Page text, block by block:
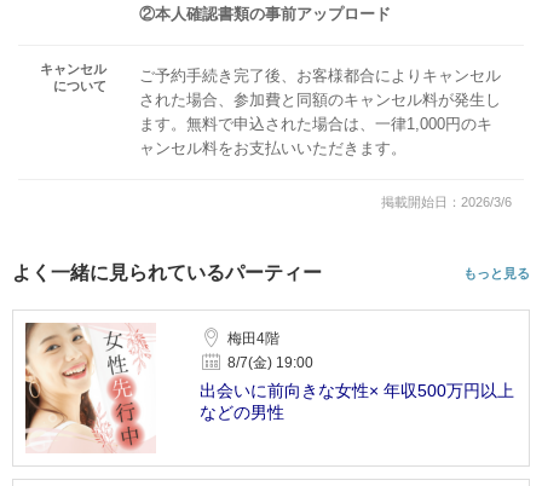
②本人確認書類の事前アップロード
キャンセル
について
ご予約手続き完了後、お客様都合によりキャンセル
された場合、参加費と同額のキャンセル料が発生し
ます。無料で申込された場合は、一律1,000円のキ
ャンセル料をお支払いいただきます。
掲載開始日：2026/3/6
よく一緒に見られているパーティー もっと見る
梅田4階
8/7(金) 19:00
出会いに前向きな女性× 年収500万円以上
などの男性